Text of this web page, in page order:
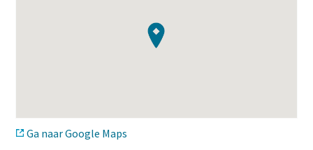
Ga naar Google Maps